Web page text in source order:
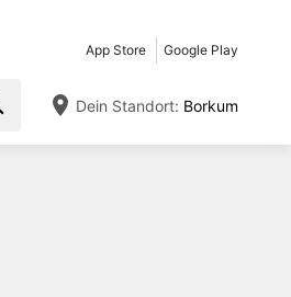
App Store Google Play
Dein Standort: Borkum